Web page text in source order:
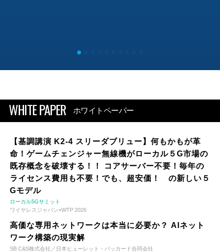
WHITE PAPER ホワイトペーパー
【基調講演 K2-4 スリーダブリュー】何もかもが革
命！ゲームチェンジャー無線機がローカル５G市場の
既存概念を破壊する！！ コアサーバー不要！毎年の
ライセンス費用も不要！でも、超安価！ の新しい５
Gモデル
ローカル5Gサミット
ワイヤレスジャパン×WTP 2026
高価な専用ネットワークは本当に必要か？ AIネット
ワーク構築の現実解
SB C&S株式会社／日本ヒューレット・パッカード合同会社